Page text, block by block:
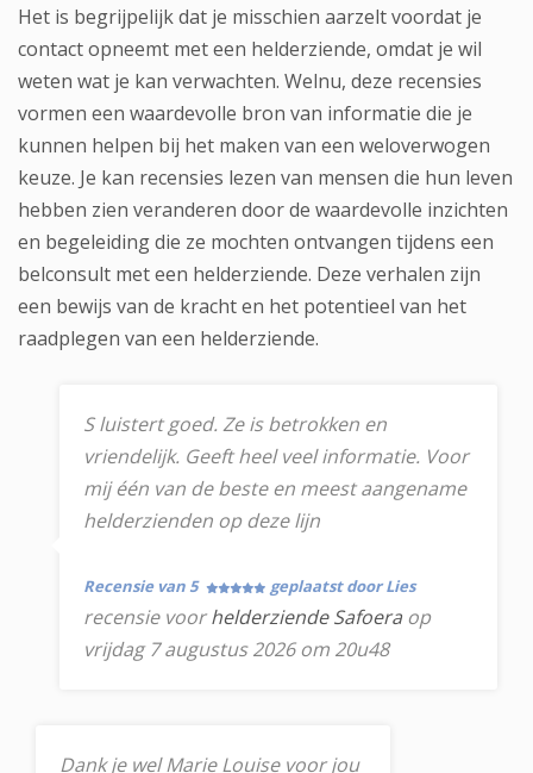
Het is begrijpelijk dat je misschien aarzelt voordat je
contact opneemt met een helderziende, omdat je wil
weten wat je kan verwachten. Welnu, deze recensies
vormen een waardevolle bron van informatie die je
kunnen helpen bij het maken van een weloverwogen
keuze. Je kan recensies lezen van mensen die hun leven
hebben zien veranderen door de waardevolle inzichten
en begeleiding die ze mochten ontvangen tijdens een
belconsult met een helderziende. Deze verhalen zijn
een bewijs van de kracht en het potentieel van het
raadplegen van een helderziende.
S luistert goed. Ze is betrokken en
vriendelijk. Geeft heel veel informatie. Voor
mij één van de beste en meest aangename
helderzienden op deze lijn
Recensie van 5 geplaatst door Lies
recensie voorhelderziende Safoera op
vrijdag 7 augustus 2026 om 20u48
Dank je wel Marie Louise voor jou